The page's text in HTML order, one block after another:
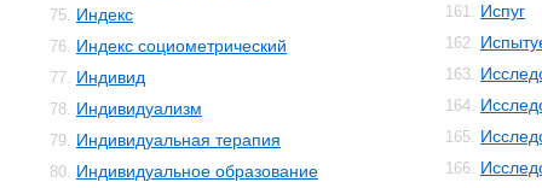
75. Индекс
76. Индекс социометрический
77. Индивид
78. Индивидуализм
79. Индивидуальная терапия
80. Индивидуальное образование
161. Испуг
162.
163.
164.
165.
166.